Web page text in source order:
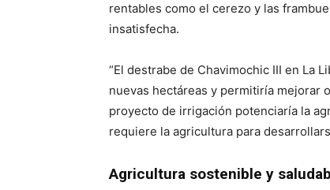
rentables como el cerezo y las
insatisfecha.
“El destrabe de Chavimochic III en La
nuevas hectáreas y permitiría mejorar
proyecto de irrigación potenciaría la
requiere la agricultura para
Agricultura sostenible y